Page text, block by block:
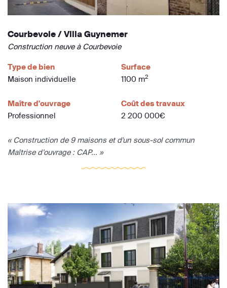
Courbevoie / Villa Guynemer
Construction neuve à Courbevoie
Type de bien
Maison individuelle
Surface
1100 m2
Maître d'ouvrage
Professionnel
Coût des travaux
2 200 000€
« Construction de 9 maisons et d'un sous-sol commun
Maîtrise d’ouvrage : CAP... »